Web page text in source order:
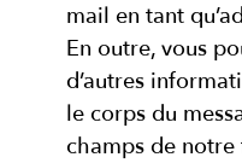
mail en tant
En outre, vous
d’autres
le corps du
champs de